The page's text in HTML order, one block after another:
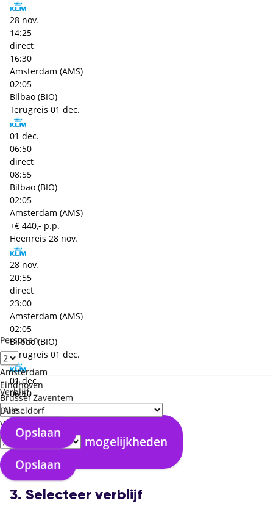
Personen
Verblijf
Verzorgingstype
Opslaan
Amsterdam
Eindhoven
Brussel Zaventem
Düsseldorf
Opslaan
28 nov.
14:25
direct
16:30
Amsterdam (AMS)
02:05
Bilbao (BIO)
Terugreis 01 dec.
01 dec.
06:50
direct
08:55
Bilbao (BIO)
02:05
Amsterdam (AMS)
+€ 440,- p.p.
Heenreis 28 nov.
28 nov.
20:55
direct
23:00
Amsterdam (AMS)
02:05
Bilbao (BIO)
Terugreis 01 dec.
01 dec.
06:50
direct
08:55
Bilbao (BIO)
02:05
Amsterdam (AMS)
Bekijk alle mogelijkheden
3. Selecteer verblijf